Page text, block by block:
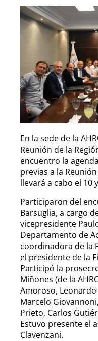
En la sede de la
Reunión de la
encuentro la
previas a la
llevará a cabo el 10
Participaron del
Barsuglia, a cargo
vicepresidente
Departamento de
coordinadora de la
el presidente de la
Participó la
Miñones (de la
Amoroso,
Marcelo
Prieto, Carlos
Estuvo presente el
Clavenzani.